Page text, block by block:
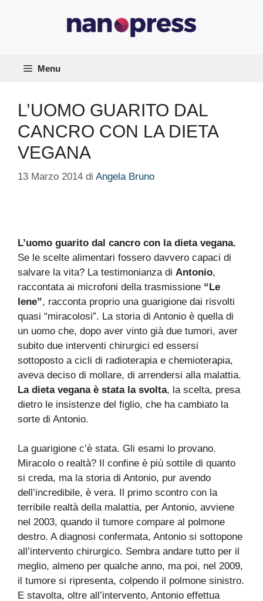
Menu
L’UOMO GUARITO DAL
CANCRO CON LA DIETA
VEGANA
13 Marzo 2014 di Angela Bruno
L’uomo guarito dal cancro con la dieta vegana.
Se le scelte alimentari fossero davvero capaci di
salvare la vita? La testimonianza di Antonio,
raccontata ai microfoni della trasmissione “Le
Iene”, racconta proprio una guarigione dai risvolti
quasi “miracolosi”. La storia di Antonio è quella di
un uomo che, dopo aver vinto già due tumori, aver
subito due interventi chirurgici ed essersi
sottoposto a cicli di radioterapia e chemioterapia,
aveva deciso di mollare, di arrendersi alla malattia.
La dieta vegana è stata la svolta, la scelta, presa
dietro le insistenze del figlio, che ha cambiato la
sorte di Antonio.
La guarigione c’è stata. Gli esami lo provano.
Miracolo o realtà? Il confine è più sottile di quanto
si creda, ma la storia di Antonio, pur avendo
dell’incredibile, è vera. Il primo scontro con la
terribile realtà della malattia, per Antonio, avviene
nel 2003, quando il tumore compare al polmone
destro. A diagnosi confermata, Antonio si sottopone
all’intervento chirurgico. Sembra andare tutto per il
meglio, almeno per qualche anno, ma poi, nel 2009,
il tumore si ripresenta, colpendo il polmone sinistro.
E stavolta, oltre all’intervento, Antonio effettua